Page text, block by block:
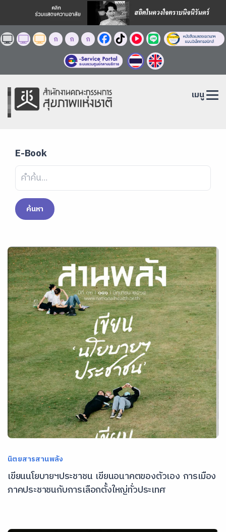
ก ก ก
เมนู
E-Book
ค้นหา
นิตยสารสานพลัง
เขียนนโยบายฯประชาชน เขียนอนาคตของตัวเอง การเมือง
ภาคประชาชนกับการเลือกตั้งใหญ่ทั่วประเทศ